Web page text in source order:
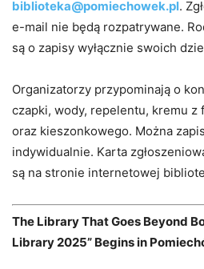
biblioteka@pomiechowek.pl.
e-mail nie będą rozpatrywane.
są o zapisy wyłącznie swoich
Organizatorzy przypominają o
czapki, wody, repelentu, kremu z
oraz kieszonkowego. Można
indywidualnie. Karta
są na stronie internetowej
The Library That Goes Beyond
Library 2025” Begins in